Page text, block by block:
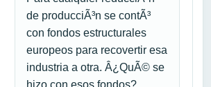
de producciÃ³n se contÃ³
con fondos estructurales
europeos para recovertir esa
industria a otra. Â¿QuÃ© se
hizo con esos fondos?